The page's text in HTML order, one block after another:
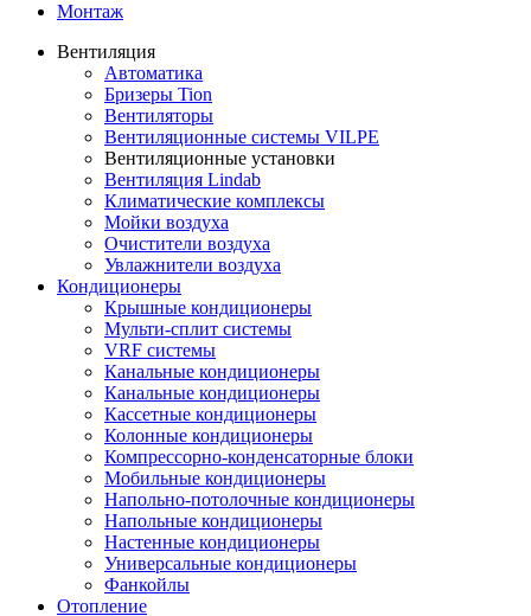
Монтаж
Вентиляция
Автоматика
Бризеры Tion
Вентиляторы
Вентиляционные системы VILPE
Вентиляционные установки
Вентиляция Lindab
Климатические комплексы
Мойки воздуха
Очистители воздуха
Увлажнители воздуха
Кондиционеры
Крышные кондиционеры
Мульти-сплит системы
VRF системы
Канальные кондиционеры
Канальные кондиционеры
Кассетные кондиционеры
Колонные кондиционеры
Компрессорно-конденсаторные блоки
Мобильные кондиционеры
Напольно-потолочные кондиционеры
Напольные кондиционеры
Настенные кондиционеры
Универсальные кондиционеры
Фанкойлы
Отопление